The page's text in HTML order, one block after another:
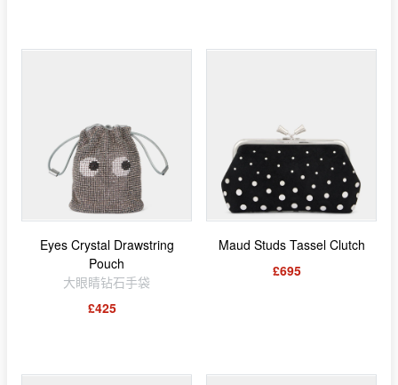
Eyes Crystal Drawstring
Pouch
大眼睛钻石手袋
£425
Maud Studs Tassel Clutch
£695